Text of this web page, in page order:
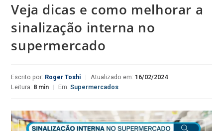
Veja dicas e como melhorar a
sinalização interna no
supermercado
Escrito por: Roger Toshi | Atualizado em: 16/02/2024
Leitura: 8 min | Em:Supermercados